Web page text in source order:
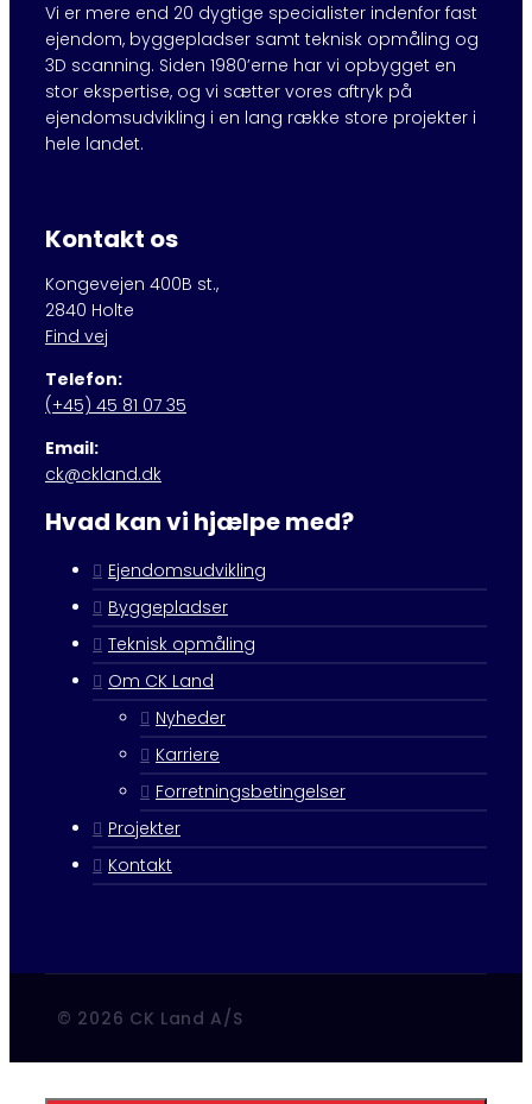
Vi er mere end 20 dygtige specialister indenfor fast
ejendom, byggepladser samt teknisk opmåling og
3D scanning. Siden 1980’erne har vi opbygget en
stor ekspertise, og vi sætter vores aftryk på
ejendomsudvikling i en lang række store projekter i
hele landet.
Kontakt os
Kongevejen 400B st.,
2840 Holte
Find vej
Telefon:
(+45) 45 81 07 35
Email:
ck@ckland.dk
Hvad kan vi hjælpe med?
Ejendomsudvikling
Byggepladser
Teknisk opmåling
Om CK Land
Nyheder
Karriere
Forretningsbetingelser
Projekter
Kontakt
© 2026 CK Land A/S